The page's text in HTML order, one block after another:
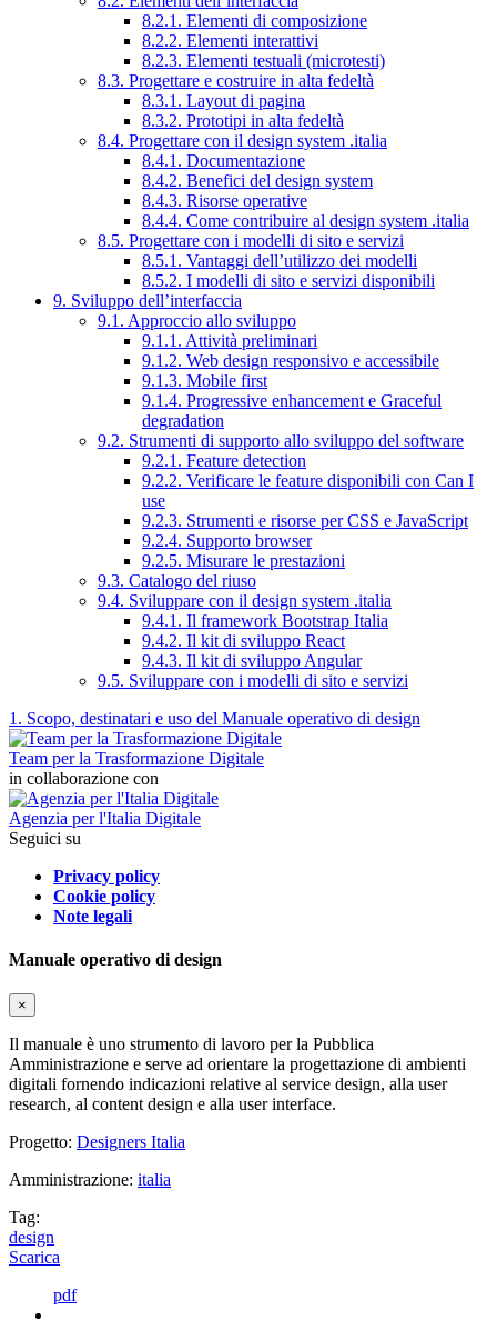
8.2.1. Elementi di composizione
8.2.2. Elementi interattivi
8.2.3. Elementi testuali (microtesti)
8.3. Progettare e costruire in alta fedeltà
8.3.1. Layout di pagina
8.3.2. Prototipi in alta fedeltà
8.4. Progettare con il design system .italia
8.4.1. Documentazione
8.4.2. Benefici del design system
8.4.3. Risorse operative
8.4.4. Come contribuire al design system .italia
8.5. Progettare con i modelli di sito e servizi
8.5.1. Vantaggi dell’utilizzo dei modelli
8.5.2. I modelli di sito e servizi disponibili
9. Sviluppo dell’interfaccia
9.1. Approccio allo sviluppo
9.1.1. Attività preliminari
9.1.2. Web design responsivo e accessibile
9.1.3. Mobile first
9.1.4. Progressive enhancement e Graceful
degradation
9.2. Strumenti di supporto allo sviluppo del software
9.2.1. Feature detection
9.2.2. Verificare le feature disponibili con Can I
use
9.2.3. Strumenti e risorse per CSS e JavaScript
9.2.4. Supporto browser
9.2.5. Misurare le prestazioni
9.3. Catalogo del riuso
9.4. Sviluppare con il design system .italia
9.4.1. Il framework Bootstrap Italia
9.4.2. Il kit di sviluppo React
9.4.3. Il kit di sviluppo Angular
9.5. Sviluppare con i modelli di sito e servizi
1. Scopo, destinatari e uso del Manuale operativo di design
Team per la Trasformazione Digitale
in collaborazione con
Agenzia per l'Italia Digitale
Seguici su
Privacy policy
Cookie policy
Note legali
Manuale operativo di design
×
Il manuale è uno strumento di lavoro per la Pubblica
Amministrazione e serve ad orientare la progettazione di ambienti
digitali fornendo indicazioni relative al service design, alla user
research, al content design e alla user interface.
Progetto: Designers Italia
Amministrazione: italia
Tag:
design
Scarica
pdf